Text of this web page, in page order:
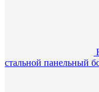
стальной панельный